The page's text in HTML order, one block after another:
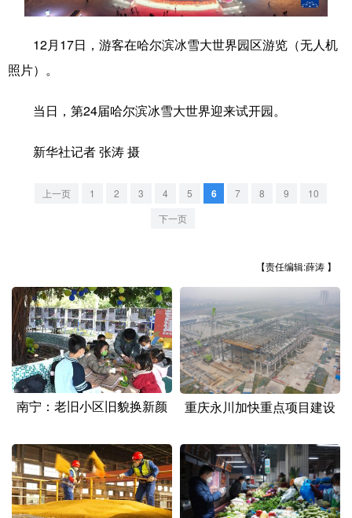
文化产业
辽宁 吉林 上海 江苏
浙江 安徽 福建 江西
山东 河南 湖北 湖南
广东 广西 海南 重庆
四川 贵州 云南 西藏
陕西 甘肃 青海 宁夏
新疆 内蒙古 黑龙江
12月17日，游客在哈尔滨冰雪大世界园区游览（无人机
照片）。
当日，第24届哈尔滨冰雪大世界迎来试开园。
新华社记者 张涛 摄
上一页 1 2 3 4 5 6 7 8 9
10
下一页
【责任编辑:薛涛 】
南宁：老旧小区旧貌换新颜 重庆永川加快重点项目建设